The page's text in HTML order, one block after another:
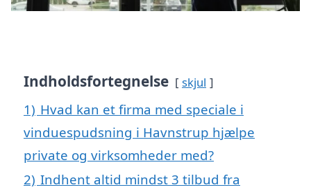
Indholdsfortegnelse skjul
1) Hvad kan et firma med speciale i
vinduespudsning i Havnstrup hjælpe
private og virksomheder med?
2) Indhent altid mindst 3 tilbud fra